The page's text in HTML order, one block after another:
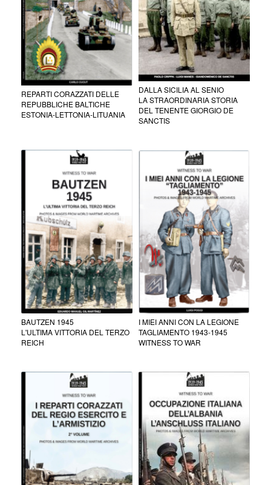
REPARTI CORAZZATI DELLE
REPUBBLICHE BALTICHE
ESTONIA-LETTONIA-LITUANIA
DALLA SICILIA AL SENIO
LA STRAORDINARIA STORIA
DEL TENENTE GIORGIO DE
SANCTIS
BAUTZEN 1945
L'ULTIMA VITTORIA DEL TERZO
REICH
I MIEI ANNI CON LA LEGIONE
TAGLIAMENTO 1943-1945
WITNESS TO WAR